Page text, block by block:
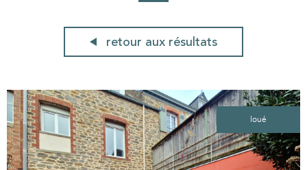
retour aux résultats
loué